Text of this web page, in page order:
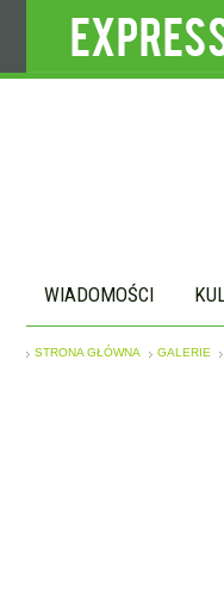
WIADOMOŚCI
STRONA GŁÓWNA GALERIE